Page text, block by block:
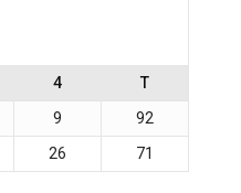
4
T
9
92
26 71